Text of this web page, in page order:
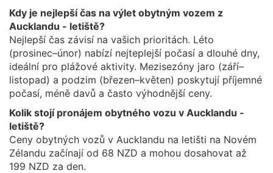
Kdy je nejlepší čas na výlet obytným vozem z
Aucklandu - letiště?
Nejlepší čas závisí na vašich prioritách. Léto
(prosinec–únor) nabízí nejteplejší počasí a dlouhé dny,
ideální pro plážové aktivity. Mezisezóny jaro (září–
listopad) a podzim (březen–květen) poskytují příjemné
počasí, méně davů a často výhodnější ceny.
Kolik stojí pronájem obytného vozu v Aucklandu -
letiště?
Ceny obytných vozů v Aucklandu na letišti na Novém
Zélandu začínají od 68 NZD a mohou dosahovat až
199 NZD za den.